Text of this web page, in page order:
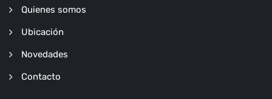
Quienes somos
Ubicación
Novedades
Contacto